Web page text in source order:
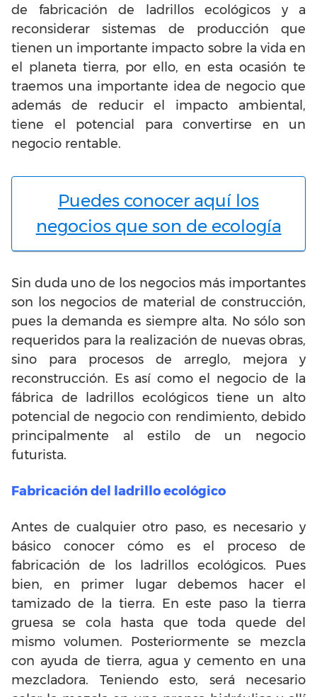
de fabricación de ladrillos ecológicos y a
reconsiderar sistemas de producción que
tienen un importante impacto sobre la vida en
el planeta tierra, por ello, en esta ocasión te
traemos una importante idea de negocio que
además de reducir el impacto ambiental,
tiene el potencial para convertirse en un
negocio rentable.
Puedes conocer aquí los
negocios que son de ecología
Sin duda uno de los negocios más importantes
son los negocios de material de construcción,
pues la demanda es siempre alta. No sólo son
requeridos para la realización de nuevas obras,
sino para procesos de arreglo, mejora y
reconstrucción. Es así como el negocio de la
fábrica de ladrillos ecológicos tiene un alto
potencial de negocio con rendimiento, debido
principalmente al estilo de un negocio
futurista.
Fabricación del ladrillo ecológico
Antes de cualquier otro paso, es necesario y
básico conocer cómo es el proceso de
fabricación de los ladrillos ecológicos. Pues
bien, en primer lugar debemos hacer el
tamizado de la tierra. En este paso la tierra
gruesa se cola hasta que toda quede del
mismo volumen. Posteriormente se mezcla
con ayuda de tierra, agua y cemento en una
mezcladora. Teniendo esto, será necesario